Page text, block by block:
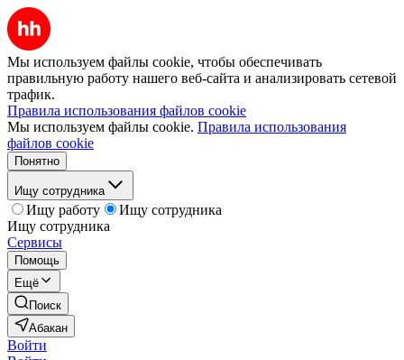
Мы используем файлы cookie, чтобы обеспечивать
правильную работу нашего веб-сайта и анализировать сетевой
трафик.
Правила использования файлов cookie
Мы используем файлы cookie. Правила использования
файлов cookie
Понятно
Ищу сотрудника
Ищу работу
Ищу сотрудника
Ищу сотрудника
Сервисы
Помощь
Ещё
Поиск
Абакан
Войти